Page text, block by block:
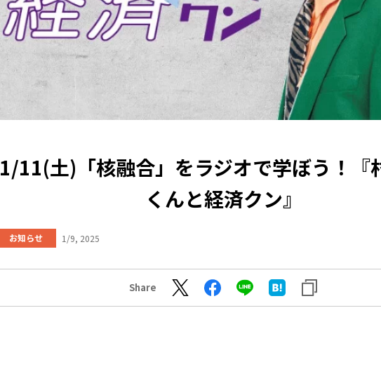
1/11(土)「核融合」をラジオで学ぼう！『
くんと経済クン』
お知らせ 1/9, 2025
Share